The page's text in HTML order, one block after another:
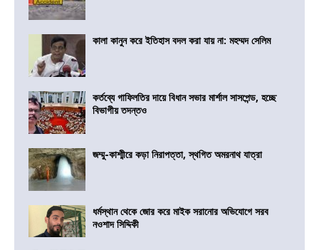
কালা কানুন করে ইতিহাস বদল করা যায় না: মহম্মদ সেলিম
কর্তব্যে গাফিলতির দায়ে বিধান সভার মার্শাল সাসপেন্ড, হচ্ছে
বিভাগীয় তদন্তও
জম্মু-কাশ্মীরে কড়া নিরাপত্তা, স্থগিত অমরনাথ যাত্রা
ধর্মস্থান থেকে জোর করে মাইক সরানোর অভিযোগে সরব
নওশাদ সিদ্দিকী